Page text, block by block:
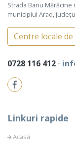
Strada Banu Mărăcine
municipiul Arad,
Centre locale
0728 116 412 ⋅
Linkuri rapide
Acasă